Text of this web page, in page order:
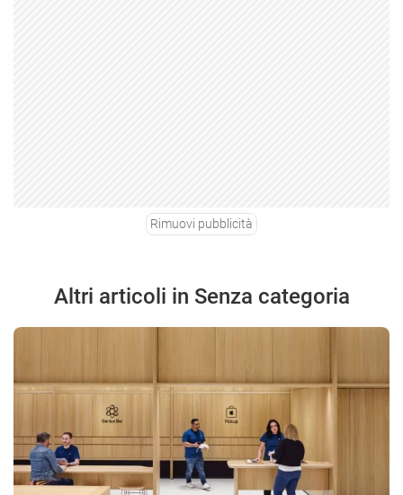
Rimuovi pubblicità
Altri articoli in Senza categoria